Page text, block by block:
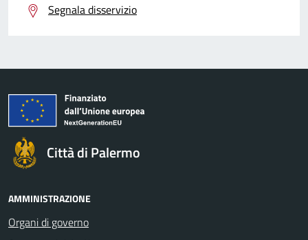
Segnala disservizio
Città di Palermo
AMMINISTRAZIONE
Organi di governo